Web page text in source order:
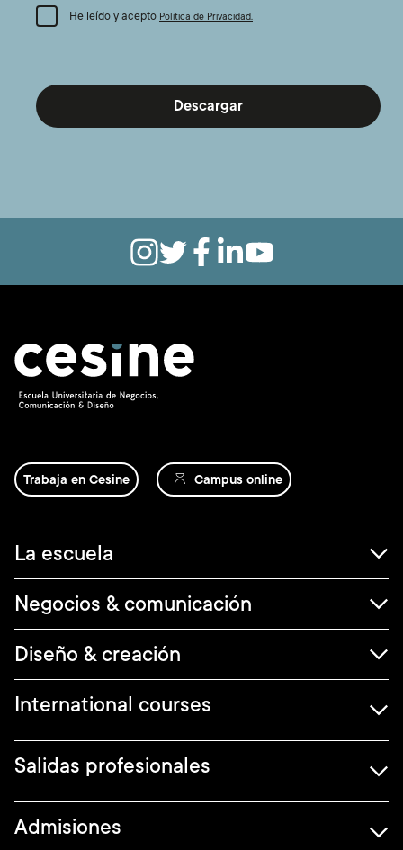
He leído y acepto Política de Privacidad.
Trabaja en Cesine Campus online
Navegación
principal
La escuela
Negocios & comunicación
Diseño & creación
International courses
Salidas profesionales
Admisiones